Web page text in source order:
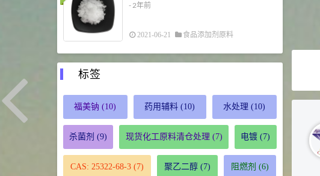
- 2年前
2021-06-21 食品添加剂原料
标签
福美钠 (10) 药用辅料 (10) 水处理 (10)
杀菌剂 (9) 现货化工原料清仓处理 (7) 电镀 (7)
CAS: 25322-68-3(7) 聚乙二醇(7) 阻燃剂 (6)